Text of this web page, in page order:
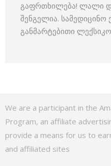
გაფრთხილება! ლალი
შენგელია.
განმარტებითი
We are a participant in the
Program, an affiliate
provide a means for us to
and affiliated sites